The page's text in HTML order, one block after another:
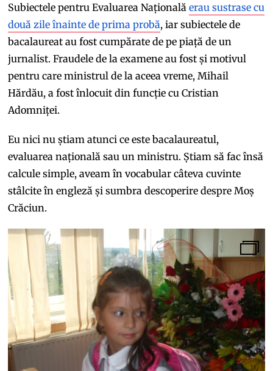
Subiectele pentru Evaluarea Naționalăerau sustrase cu
două zile înainte de prima probă, iar subiectele de
bacalaureat au fost cumpărate de pe piață de un
jurnalist. Fraudele de la examene au fost și motivul
pentru care ministrul de la aceea vreme, Mihail
Hărdău, a fost înlocuit din funcție cu Cristian
Adomniței.
Eu nici nu știam atunci ce este bacalaureatul,
evaluarea națională sau un ministru. Știam să fac însă
calcule simple, aveam în vocabular câteva cuvinte
stâlcite în engleză și sumbra descoperire despre Moș
Crăciun.